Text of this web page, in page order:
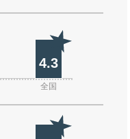
4.3
全国